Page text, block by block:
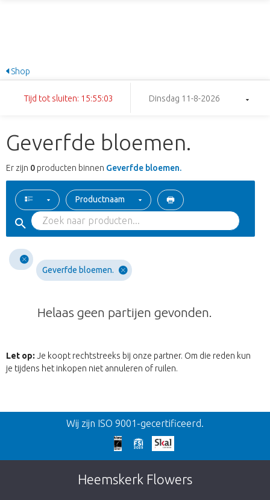
Shop
Tijd tot sluiten: 15:55:03 Dinsdag 11-8-2026
Geverfde bloemen.
Er zijn 0 producten binnen Geverfde bloemen.
Productnaam
Geverfde bloemen.
Helaas geen partijen gevonden.
Let op: Je koopt rechtstreeks bij onze partner. Om die reden kun
je tijdens het inkopen niet annuleren of ruilen.
Terug
Te laat!
Dit artikel is helaas uitverkocht. Klik op de
knop hieronder om terug te gaan naar de
Wij zijn ISO 9001-gecertificeerd.
Heemskerk Flowers